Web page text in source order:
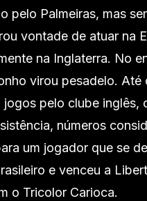
pelo Palmeiras, mas
vontade de atuar na
na Inglaterra. No
virou pesadelo. Até
jogos pelo clube inglês,
números
um jogador que se
e venceu a
o Tricolor Carioca.